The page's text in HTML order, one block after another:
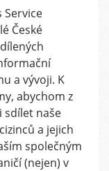
stav
Service
České
a vývoji. K
abychom z
sdílet naše
a jejich
společným
(nejen) v